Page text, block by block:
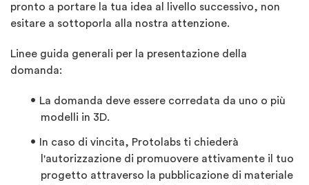
pronto a portare la tua idea al livello successivo, non
esitare a sottoporla alla nostra attenzione.
Linee guida generali per la presentazione della
domanda:
La domanda deve essere corredata da uno o più
modelli in 3D.
In caso di vincita, Protolabs ti chiederà
l'autorizzazione di promuovere attivamente il tuo
progetto attraverso la pubblicazione di materiale